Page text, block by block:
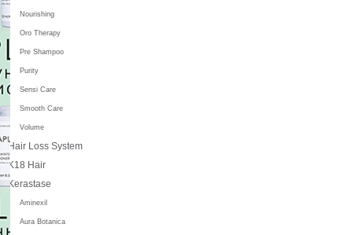
Nourishing
Oro Therapy
Pre Shampoo
Purity
Sensi Care
Smooth Care
Volume
Hair Loss System
K18 Hair
Kerastase
Aminexil
Aura Botanica